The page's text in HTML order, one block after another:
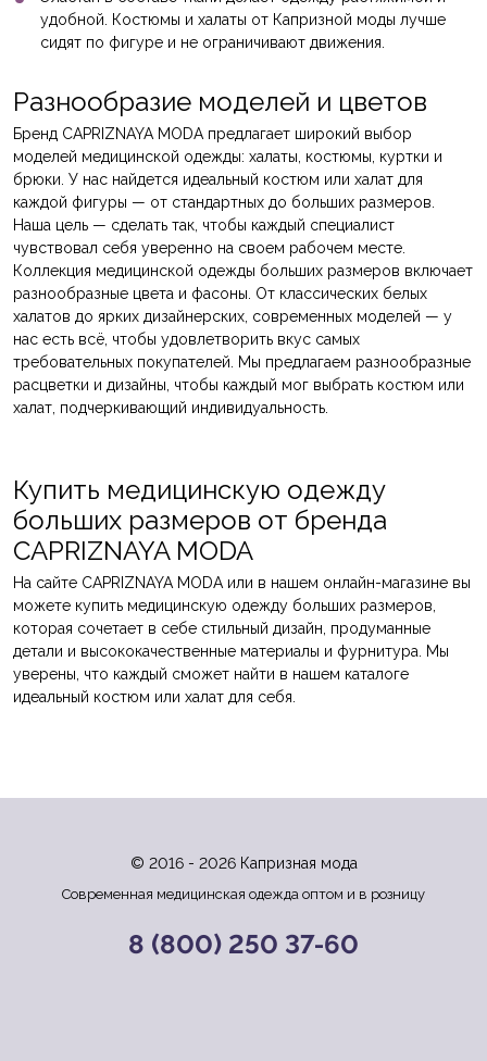
удобной. Костюмы и халаты от Капризной моды лучше
сидят по фигуре и не ограничивают движения.
Разнообразие моделей и цветов
Бренд CAPRIZNAYA MODA предлагает широкий выбор
моделей медицинской одежды: халаты, костюмы, куртки и
брюки. У нас найдется идеальный костюм или халат для
каждой фигуры — от стандартных до больших размеров.
Наша цель — сделать так, чтобы каждый специалист
чувствовал себя уверенно на своем рабочем месте.
Коллекция медицинской одежды больших размеров включает
разнообразные цвета и фасоны. От классических белых
халатов до ярких дизайнерских, современных моделей — у
нас есть всё, чтобы удовлетворить вкус самых
требовательных покупателей. Мы предлагаем разнообразные
расцветки и дизайны, чтобы каждый мог выбрать костюм или
халат, подчеркивающий индивидуальность.
Купить медицинскую одежду
больших размеров от бренда
CAPRIZNAYA MODA
На сайте CAPRIZNAYA MODA или в нашем онлайн-магазине вы
можете купить медицинскую одежду больших размеров,
которая сочетает в себе стильный дизайн, продуманные
детали и высококачественные материалы и фурнитура. Мы
уверены, что каждый сможет найти в нашем каталоге
идеальный костюм или халат для себя.
© 2016 - 2026 Капризная мода
Современная медицинская одежда оптом и в розницу
8 (800) 250 37-60